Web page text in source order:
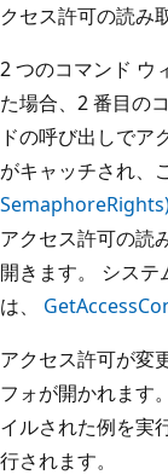
クセス許可の読み
2 つのコマンド ウ
た場合、2 番目の
ドの呼び出しでア
がキャッチされ、
アクセス許可の読
開きます。 システ
は、
アクセス許可が変
フォが開かれます
イルされた例を実
行されます。